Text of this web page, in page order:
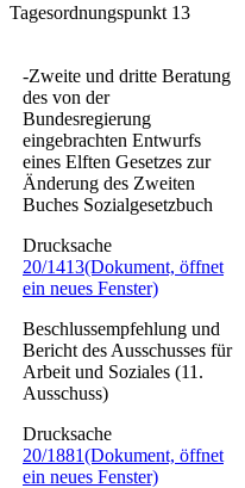
Tagesordnungspunkt 13
-Zweite und dritte Beratung
des von der
Bundesregierung
eingebrachten Entwurfs
eines Elften Gesetzes zur
Änderung des Zweiten
Buches Sozialgesetzbuch
Drucksache
20/1413(Dokument, öffnet
ein neues Fenster)
Beschlussempfehlung und
Bericht des Ausschusses für
Arbeit und Soziales (11.
Ausschuss)
Drucksache
20/1881(Dokument, öffnet
ein neues Fenster)